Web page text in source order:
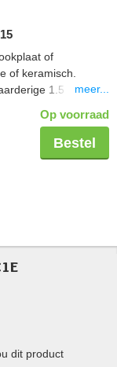
of
of keramisch.
1.5 mm2,
meer...
Op voorraad
Bestel
dit product